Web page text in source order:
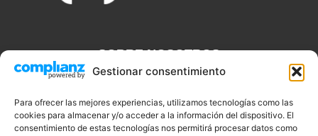
Gestionar consentimiento
Para ofrecer las mejores experiencias, utilizamos tecnologías como las
cookies para almacenar y/o acceder a la información del dispositivo. El
consentimiento de estas tecnologías nos permitirá procesar datos como
SOBRE NOSOTROS
que necesitas saber sobre noticias, novedades, tecnologías y
aplicaciones que te ayudaran a ser un mejor Djs.